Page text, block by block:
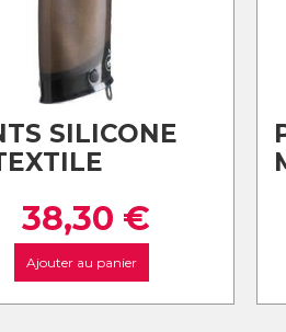
SILICONE
38,30 €
Ajouter au panier